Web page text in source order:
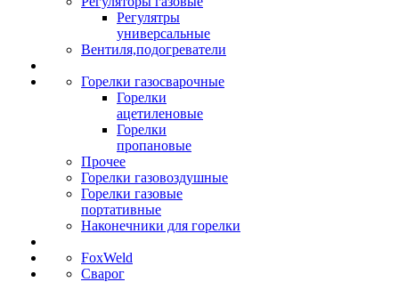
Регулятры
универсальные
Вентиля,подогреватели
Горелки газосварочные
Горелки
ацетиленовые
Горелки
пропановые
Прочее
Горелки газовоздушные
Горелки газовые
портативные
Наконечники для горелки
FoxWeld
Сварог